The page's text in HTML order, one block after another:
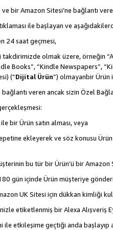
bir Amazon Sitesi’ne bağlantı
ile başlayan ve
24 saat geçmesi,
olmak üzere, örneğin
Books”, “Kindle Newspapers”,
(“Dijital Ürün”) olmayanbir Ürün
veren ancak sizin Özel
bir Ürün satın alması, veya
ekleyerek ve söz konusu
bu tür bir Ürün’ü bir Amazon
gün içinde Ürün müşteriye
UK Sitesi için dükkan kimliği
etiketlenmiş bir Alexa Alışveriş
ile etkileşime geçtiği anda